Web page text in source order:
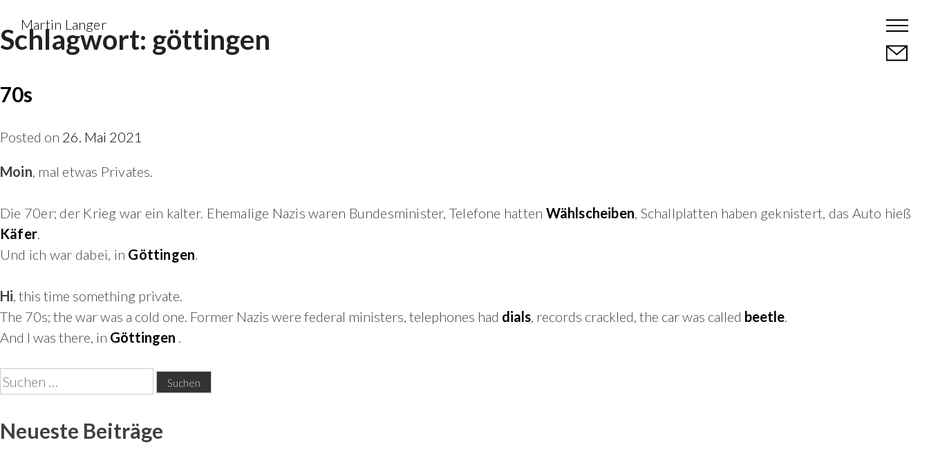
to
content
Martin Langer
Schlagwort: göttingen
70s
Posted on 26. Mai 2021
Moin, mal etwas Privates.
Die 70er; der Krieg war ein kalter. Ehemalige Nazis waren Bundesminister, Telefone hatten Wählscheiben, Schallplatten haben geknistert, das Auto hieß
Käfer.
Und ich war dabei, in Göttingen.
Hi, this time something private.
The 70s; the war was a cold one. Former Nazis were federal ministers, telephones had dials, records crackled, the car was called beetle.
And I was there, in Göttingen .
Suchen
nach:
Neueste Beiträge